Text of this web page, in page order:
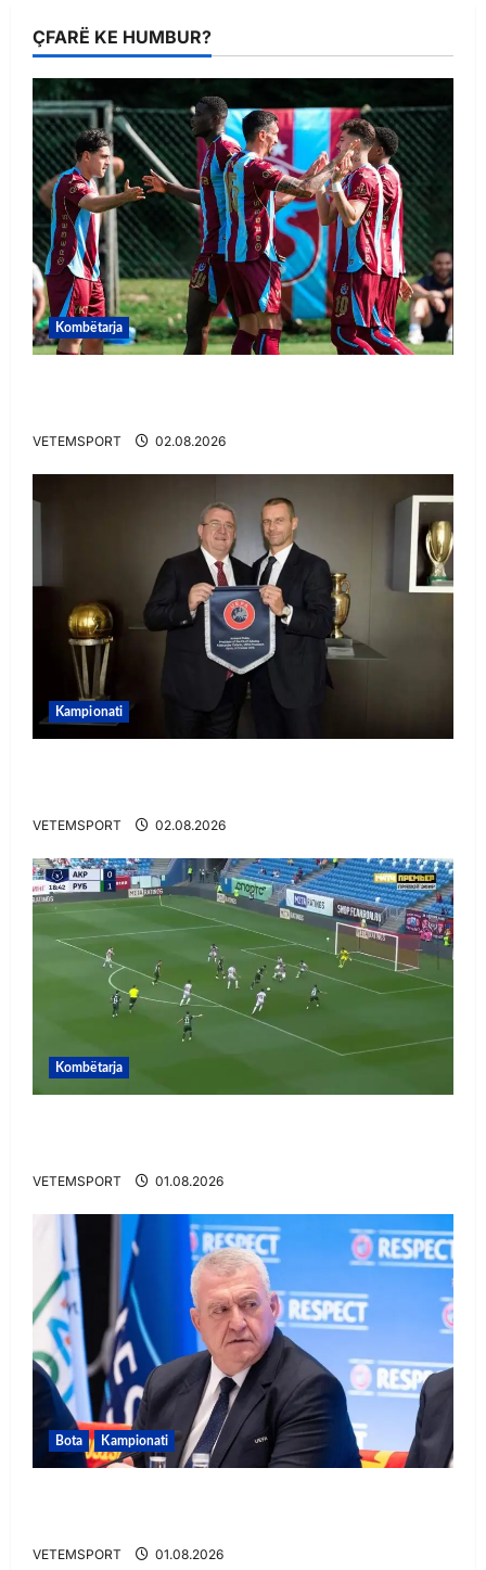
ÇFARË KE HUMBUR?
Kombëtarja
VETEMSPORT 02.08.2026
Kampionati
VETEMSPORT 02.08.2026
Kombëtarja
VETEMSPORT 01.08.2026
Bota Kampionati
VETEMSPORT 01.08.2026